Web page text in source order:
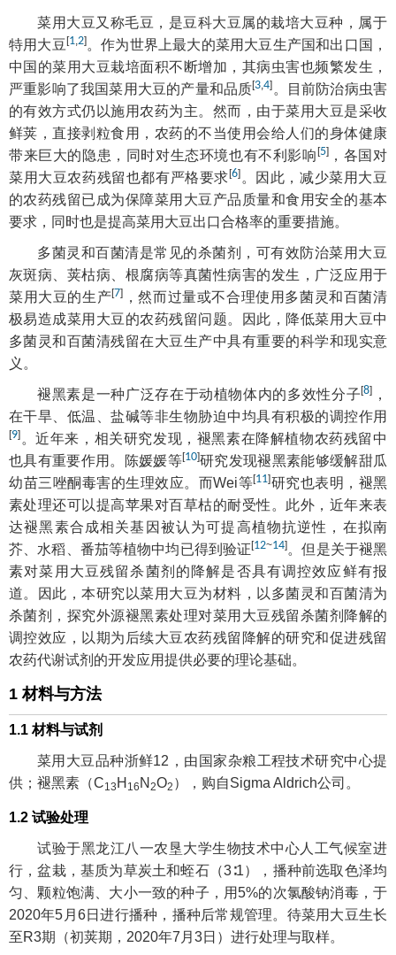
菜用大豆又称毛豆，是豆科大豆属的栽培大豆种，属于
特用大豆[1 2]。作为世界上最大的菜用大豆生产国和出口国，
中国的菜用大豆栽培面积不断增加，其病虫害也频繁发生，
严重影响了我国菜用大豆的产量和品质[3 ,4] 。目前防治病虫害
的有效方式仍以施用农药为主。然而，由于菜用大豆是采收
鲜荚，直接剥粒食用，农药的不当使用会给人们的身体健康
带来巨大的隐患，同时对生态环境也有不利影响[5]，各国对
菜用大豆农药残留也都有严格要求[6] 。因此，减少菜用大豆
的农药残留已成为保障菜用大豆产品质量和食用安全的基本
要求，同时也是提高菜用大豆出口合格率的重要措施。
多菌灵和百菌清是常见的杀菌剂，可有效防治菜用大豆
灰斑病、荚枯病、根腐病等真菌性病害的发生，广泛应用于
菜用大豆的生产[7] ，然而过量或不合理使用多菌灵和百菌清
极易造成菜用大豆的农药残留问题。因此，降低菜用大豆中
多菌灵和百菌清残留在大豆生产中具有重要的科学和现实意
义。
褪黑素是一种广泛存在于动植物体内的多效性分子[8] ，
在干旱、低温、盐碱等非生物胁迫中均具有积极的调控作用
[9] 。近年来，相关研究发现，褪黑素在降解植物农药残留中
也具有重要作用。陈媛媛等[10]研究发现褪黑素能够缓解甜瓜
幼苗三唑酮毒害的生理效应。而Wei等[11]研究也表明，褪黑
素处理还可以提高苹果对百草枯的耐受性。此外，近年来表
达褪黑素合成相关基因被认为可提高植物抗逆性，在拟南
芥、水稻、番茄等植物中均已得到验证[12~14]。但是关于褪黑
素对菜用大豆残留杀菌剂的降解是否具有调控效应鲜有报
道。因此，本研究以菜用大豆为材料，以多菌灵和百菌清为
杀菌剂，探究外源褪黑素处理对菜用大豆残留杀菌剂降解的
调控效应，以期为后续大豆农药残留降解的研究和促进残留
农药代谢试剂的开发应用提供必要的理论基础。
1 材料与方法
1.1 材料与试剂
菜用大豆品种浙鲜12，由国家杂粮工程技术研究中心提
供；褪黑素（C13 H 16 N 2O2 ），购自Sigma Aldrich公司。
1.2 试验处理
试验于黑龙江八一农垦大学生物技术中心人工气候室进
行，盆栽，基质为草炭土和蛭石（3∶1），播种前选取色泽均
匀、颗粒饱满、大小一致的种子，用5%的次氯酸钠消毒，于
2020年5月6日进行播种，播种后常规管理。待菜用大豆生长
至R3期（初荚期，2020年7月3日）进行处理与取样。